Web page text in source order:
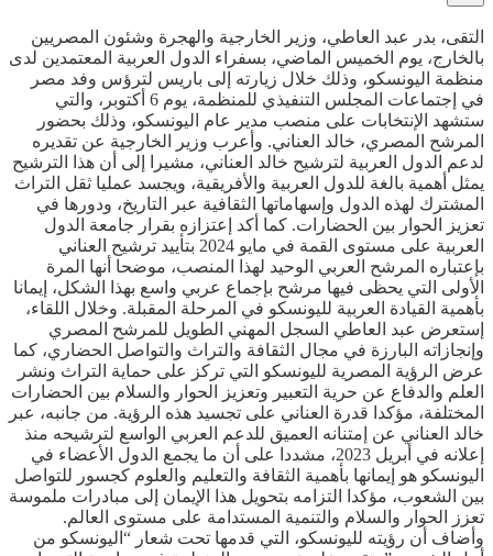
التقى، بدر عبد العاطي، وزير الخارجية والهجرة وشئون المصريين
بالخارج، يوم الخميس الماضي، بسفراء الدول العربية المعتمدين لدى
منظمة اليونسكو، وذلك خلال زيارته إلى باريس لترؤس وفد مصر
في إجتماعات المجلس التنفيذي للمنظمة، يوم 6 أكتوبر، والتي
ستشهد الإنتخابات على منصب مدير عام اليونسكو، وذلك بحضور
المرشح المصري، خالد العناني. وأعرب وزير الخارجية عن تقديره
لدعم الدول العربية لترشيح خالد العناني، مشيرا إلى أن هذا الترشيح
يمثل أهمية بالغة للدول العربية والأفريقية، ويجسد عمليا ثقل التراث
المشترك لهذه الدول وإسهاماتها الثقافية عبر التاريخ، ودورها في
تعزيز الحوار بين الحضارات. كما أكد إعتزازه بقرار جامعة الدول
العربية على مستوى القمة في مايو 2024 بتأييد ترشيح العناني
بإعتباره المرشح العربي الوحيد لهذا المنصب، موضحا أنها المرة
الأولى التي يحظى فيها مرشح بإجماع عربي واسع بهذا الشكل، إيمانا
بأهمية القيادة العربية لليونسكو في المرحلة المقبلة. وخلال اللقاء،
إستعرض عبد العاطي السجل المهني الطويل للمرشح المصري
وإنجازاته البارزة في مجال الثقافة والتراث والتواصل الحضاري، كما
عرض الرؤية المصرية لليونسكو التي تركز على حماية التراث ونشر
العلم والدفاع عن حرية التعبير وتعزيز الحوار والسلام بين الحضارات
المختلفة، مؤكدا قدرة العناني على تجسيد هذه الرؤية. من جانبه، عبر
خالد العناني عن إمتنانه العميق للدعم العربي الواسع لترشيحه منذ
إعلانه في أبريل 2023، مشددا على أن ما يجمع الدول الأعضاء في
اليونسكو هو إيمانها بأهمية الثقافة والتعليم والعلوم كجسور للتواصل
بين الشعوب، مؤكدا التزامه بتحويل هذا الإيمان إلى مبادرات ملموسة
تعزز الحوار والسلام والتنمية المستدامة على مستوى العالم.
وأضاف أن رؤيته لليونسكو، التي قدمها تحت شعار “اليونسكو من